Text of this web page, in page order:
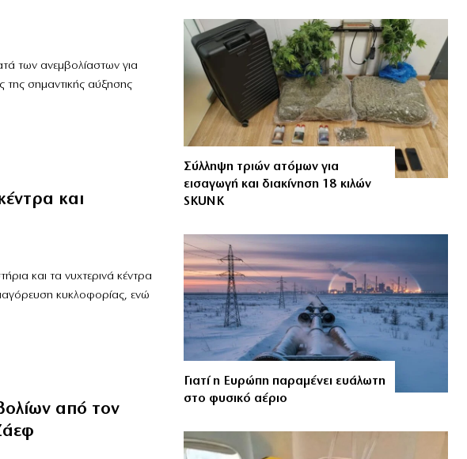
των ανεμβολίαστων για
της σημαντικής αύξησης
και
και τα νυχτερινά κέντρα
κυκλοφορίας, ενώ
από τον
Σύλληψη τριών ατόμων για
εισαγωγή και διακίνηση 18 κιλών
SKUNK
Γιατί η Ευρώπη παραμένει ευάλωτη
στο φυσικό αέριο